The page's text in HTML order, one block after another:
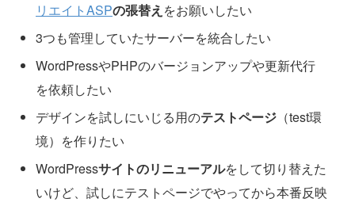
リエイトASPの張替え をお願いしたい
3つも管理していたサーバーを統合したい
WordPressやPHPのバージョンアップや更新代行
を依頼したい
デザインを試しにいじる用のテストページ （test環
境）を作りたい
WordPressサイトのリニューアルをして切り替えた
いけど、試しにテストページでやってから本番反映